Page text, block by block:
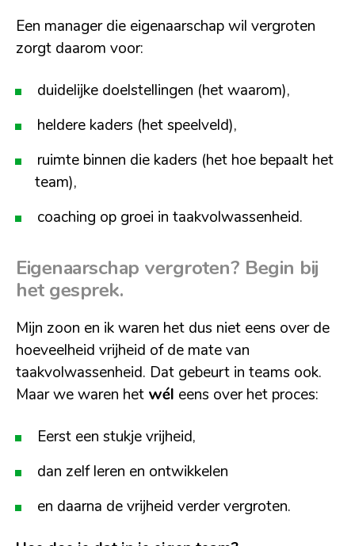
Een manager die eigenaarschap wil vergroten
zorgt daarom voor:
duidelijke doelstellingen (het waarom),
heldere kaders (het speelveld),
ruimte binnen die kaders (het hoe bepaalt het
team),
coaching op groei in taakvolwassenheid.
Eigenaarschap vergroten? Begin bij
het gesprek.
Mijn zoon en ik waren het dus niet eens over de
hoeveelheid vrijheid of de mate van
taakvolwassenheid. Dat gebeurt in teams ook.
Maar we waren het wél eens over het proces:
Eerst een stukje vrijheid,
dan zelf leren en ontwikkelen
en daarna de vrijheid verder vergroten.